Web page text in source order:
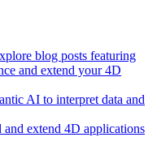
blog posts featuring
and extend your 4D
AI to interpret data and
extend 4D applications